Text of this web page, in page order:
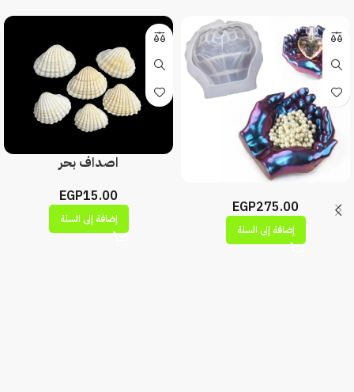
EGP275.00
إضافة إلى السلة
اصداف بحر
EGP15.00
إضافة إلى السلة